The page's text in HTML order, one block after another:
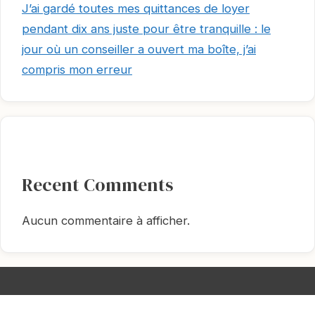
J’ai gardé toutes mes quittances de loyer
pendant dix ans juste pour être tranquille : le
jour où un conseiller a ouvert ma boîte, j’ai
compris mon erreur
Recent Comments
Aucun commentaire à afficher.